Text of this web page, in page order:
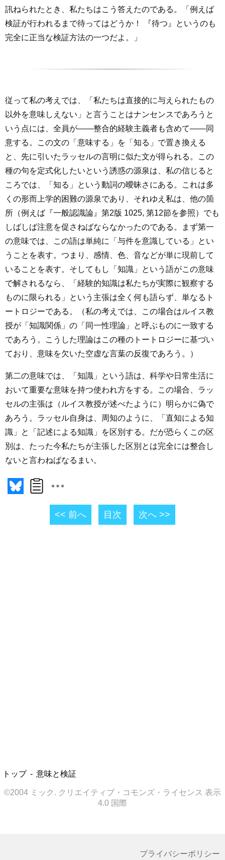
訊ねられたとき、私たちはこう答えたのである。「例えば
検証が行われるまで待ってはどうか！ 『待つ』というのも
完全に正当な検証方法の一つだよ。」
従って私の考えでは、「私たちは直接的に与えられたもの
以外を意味しえない」と言うことはナンセンスであろうと
いう点には、全員が――整合的経験主義者も含めて――同
意する。この文の「意味する」を「知る」で置き換える
と、先に引いたラッセルの言明に似た文が得られる。この
種の句を定式化したいという誘惑の源泉は、私の信じると
ころでは、「知る」という動詞の曖昧さにある。これは多
くの形而上学的困難の源泉であり、それゆえ私は、他の箇
所（例えば『一般認識論』第2版 1025, 第12節を参照）でも
しばしば注意を促さねばならなかったのである。まず第一
の意味では、この語は単純に「与件を意識している」とい
うことを表す。つまり、感情、色、音などが単に現前して
いることを表す。そしてもし「知識」という語がこの意味
で解されるなら、「経験的知識は私たちが実際に観察する
ものに限られる」という主張は全く何も語らず、単なるト
ートロジーである。（私の考えでは、この場合はルイス教
授が「知識関係」の「同一性理論」と呼ぶものに一致する
であろう。こうした理論はこの種のトートロジーに基づい
ており、意味を欠いた空虚な言葉の反復であろう。）
第二の意味では、「知識」という語は、科学や日常生活に
おいて重要な意味を持つ使われ方をする。この場合、ラッ
セルの主張は（ルイス教授が述べたように）明らかに偽で
あろう。ラッセル自身は、周知のように、「直知による知
識」と「記述による知識」を区別する。だが恐らくこの区
別は、たった今私たちが主張した区別とは完全には整合し
ないと言わねばなるまい。
<< 前へ 目次 次へ >>
トップ 意味と検証
©2004 ミック. クリエイティブ・コモンズ・ライセンス 表示
4.0 国際
プライバシーポリシー